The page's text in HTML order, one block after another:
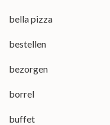
bella pizza
bestellen
bezorgen
borrel
buffet